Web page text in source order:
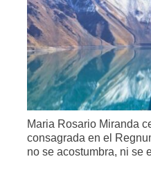
Maria Rosario Miranda
consagrada en el
no se acostumbra, ni se